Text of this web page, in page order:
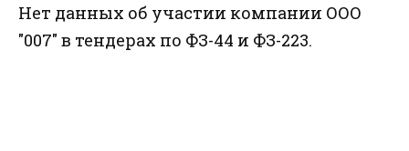
Нет данных об участии компании ООО
"007" в тендерах по ФЗ-44 и ФЗ-223.